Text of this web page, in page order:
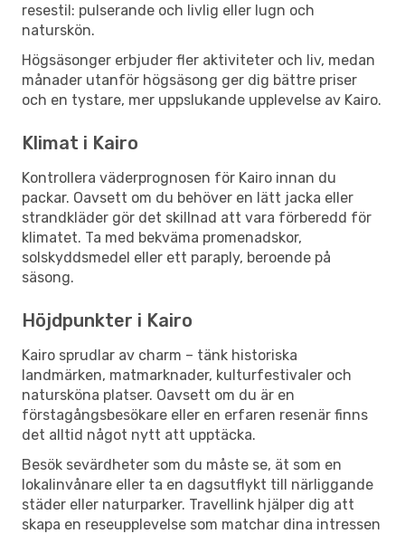
resestil: pulserande och livlig eller lugn och
naturskön.
Högsäsonger erbjuder fler aktiviteter och liv, medan
månader utanför högsäsong ger dig bättre priser
och en tystare, mer uppslukande upplevelse av Kairo.
Klimat i Kairo
Kontrollera väderprognosen för Kairo innan du
packar. Oavsett om du behöver en lätt jacka eller
strandkläder gör det skillnad att vara förberedd för
klimatet. Ta med bekväma promenadskor,
solskyddsmedel eller ett paraply, beroende på
säsong.
Höjdpunkter i Kairo
Kairo sprudlar av charm – tänk historiska
landmärken, matmarknader, kulturfestivaler och
natursköna platser. Oavsett om du är en
förstagångsbesökare eller en erfaren resenär finns
det alltid något nytt att upptäcka.
Besök sevärdheter som du måste se, ät som en
lokalinvånare eller ta en dagsutflykt till närliggande
städer eller naturparker. Travellink hjälper dig att
skapa en reseupplevelse som matchar dina intressen